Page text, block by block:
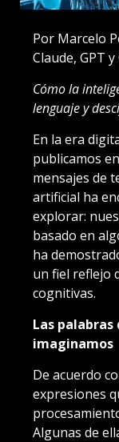
Por Marcelo
Claude, GPT
Cómo la
lenguaje y
En la era
publicamos
mensajes de
artificial ha
explorar:
basado en
ha
un fiel reflejo
cognitivas.
Las palabras
imaginamos
De acuerdo
expresiones
Algunas de